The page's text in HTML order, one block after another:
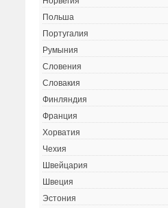
Польша
Португалия
Румыния
Словения
Словакия
Финляндия
Франция
Хорватия
Чехия
Швейцария
Швеция
Эстония